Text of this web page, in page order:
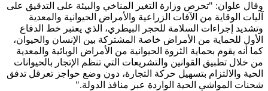
وقال علوان: "تحرص وزارة التغير المناخي والبيئة على التدقيق على
آليات الوقاية من الآفات الزراعية والأمراض الحيوانية والمعدية
وتشديد إجراءات السلامة للحجر البيطري، الذي يعتبر خط الدفاع
الأول للحماية من الأمراض خاصة المشتركة بين الإنسان والحيوان،
كما أنه يقوم بحماية الثروة الحيوانية من الأمراض الوبائية والمعدية
من خلال تطبيق القوانين والتشريعات التي تنظم الإتجار بالحيوانات
الحية والالتزام بتسهيل حركة التجارة، دون وضع حواجز تعرقل تدفق
شحنات المواشي الحية الواردة عبر منافذ الدولة."